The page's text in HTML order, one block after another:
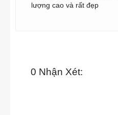
lượng cao và rất đẹp
0 Nhận Xét: